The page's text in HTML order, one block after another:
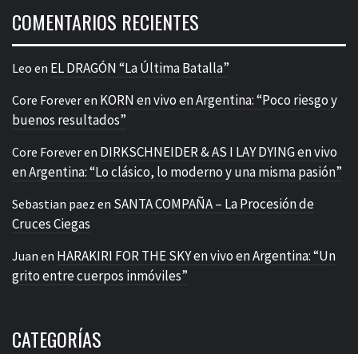
COMENTARIOS RECIENTES
Leo en EL DRAGÓN “La Última Batalla”
Core Foreveren KORN en vivo en Argentina: “Poco riesgo y
buenos resultados”
Core Foreveren DIRKSCHNEIDER & AS I LAY DYING en vivo
en Argentina: “Lo clásico, lo moderno y una misma pasión”
Sebastian paez en SANTA COMPAÑA – La Procesión de
Cruces Ciegas
Juan en HARAKIRI FOR THE SKY en vivo en Argentina: “Un
grito entre cuerpos inmóviles”
CATEGORÍAS